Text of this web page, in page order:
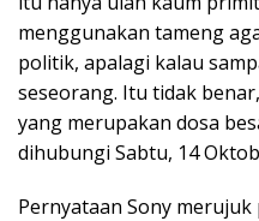
menggunakan tameng
politik, apalagi kalau
seseorang. Itu tidak
yang merupakan dosa
dihubungi Sabtu, 14
Pernyataan Sony